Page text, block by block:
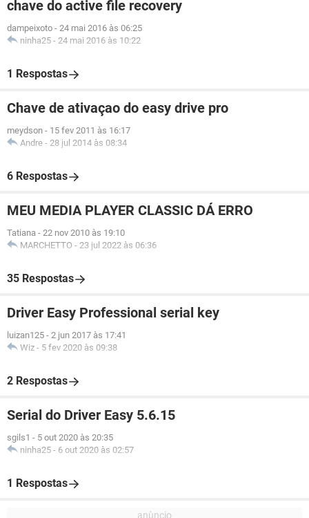
chave do active file recovery
dampeixoto - 24 mai 2016 às 06:25
ninha25 - 24 mai 2016 às 10:22
1 Respostas
Chave de ativaçao do easy drive pro
meydson - 15 fev 2011 às 16:17
Andre - 28 jul 2014 às 08:34
6 Respostas
MEU MEDIA PLAYER CLASSIC DÁ ERRO
Tatiana - 22 nov 2010 às 19:10
MARCHETTO - 23 jul 2022 às 06:36
35 Respostas
Driver Easy Professional serial key
luizan125 - 2 jun 2017 às 17:41
Wiz - 5 fev 2020 às 09:38
2 Respostas
Serial do Driver Easy 5.6.15
sgils1 - 5 out 2020 às 20:35
ninha25 - 6 out 2020 às 02:57
1 Respostas